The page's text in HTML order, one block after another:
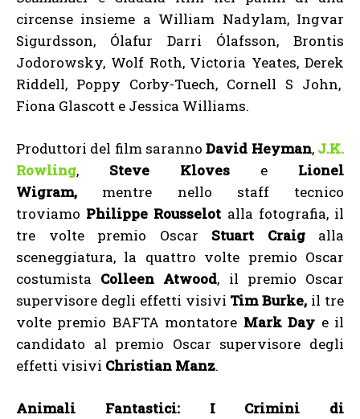
circense insieme a William Nadylam, Ingvar
Sigurdsson, Ólafur Darri Ólafsson, Brontis
Jodorowsky, Wolf Roth, Victoria Yeates, Derek
Riddell, Poppy Corby-Tuech, Cornell S John,
Fiona Glascott e Jessica Williams.
Produttori del film sarannoDavid Heyman, J.K.
Rowling, Steve Kloves e Lionel
Wigram, mentre nello staff tecnico
troviamo Philippe Rousselot alla fotografia, il
tre volte premio Oscar Stuart Craig alla
sceneggiatura, la quattro volte premio Oscar
costumista Colleen Atwood, il premio Oscar
supervisore degli effetti visivi Tim Burke, il tre
volte premio BAFTA montatore Mark Day e il
candidato al premio Oscar supervisore degli
effetti visivi Christian Manz.
Animali Fantastici: I Crimini di